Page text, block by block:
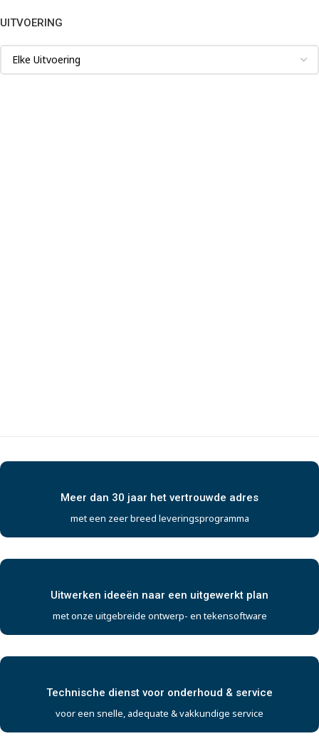
UITVOERING
Meer dan 30 jaar het vertrouwde adres
met een zeer breed leveringsprogramma
Uitwerken ideeën naar een uitgewerkt plan
met onze uitgebreide ontwerp- en tekensoftware
Technische dienst voor onderhoud & service
voor een snelle, adequate & vakkundige service